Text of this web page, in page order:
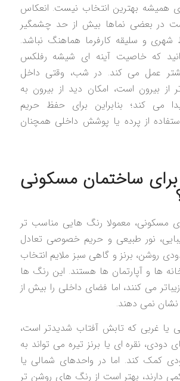
همیشه بهترین انتخاب نیست. انعکاس
در بعضی نماها بیش از حد چشمگیر
شهری و سلیقه کارفرما هماهنگ نباشد.
که خاصیت آینه ای شیشه رفلکس
عمل می کند. در شب، وقتی داخل
از بیرون است، امکان دید از بیرون به
می کند؛ بنابراین برای حفظ حریم
از پرده یا پوشش داخلی همچنان
ساختمان مسکونی
مسکونی، معمولا رنگ هایی مناسب تر
نور طبیعی و حریم خصوصی تعادل
روشن، برنز و گاهی سبز ملایم انتخاب
ها و آپارتمان ها هستند. این رنگ ها
می کنند، اما فضای داخلی را بیش از
نمی دهند.
یا غربی که تابش آفتاب شدیدتر است،
دودی، نقره ای یا برنز تیره می تواند به
کمک کند. اما در واحدهای شمالی یا
دارند، بهتر است از رنگ های روشن تر